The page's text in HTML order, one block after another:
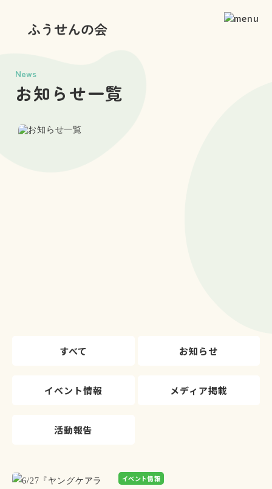
News
お知らせ一覧
すべて お知らせ
イベント情報 メディア掲載
活動報告
イベント情報